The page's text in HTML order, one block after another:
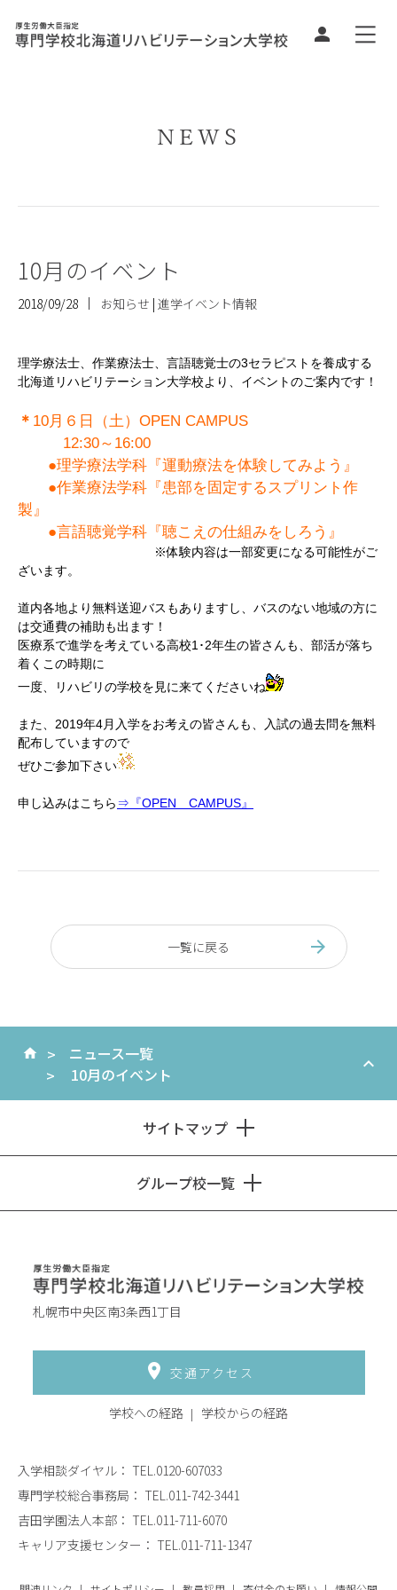
NEWS
10月のイベント
2018/09/28 お知らせ | 進学イベント情報
理学療法士、作業療法士、言語聴覚士の3セラピストを養成する
北海道リハビリテーション大学校より、イベントのご案内です！
＊ 10月６日（土）OPEN CAMPUS
12:30～16:00
●理学療法学科『運動療法を体験してみよう』
●作業療法学科『患部を固定するスプリント作
製』
●言語聴覚学科『聴こえの仕組みをしろう』
※体験内容は一部変更になる可能性がご
ざいます。
道内各地より無料送迎バスもありますし、バスのない地域の方に
は交通費の補助も出ます！
医療系で進学を考えている高校1･2年生の皆さんも、部活が落ち
着くこの時期に
一度、リハビリの学校を見に来てくださいね
また、2019年4月入学をお考えの皆さんも、入試の過去問を無料
配布していますので
ぜひご参加下さい
申し込みはこちら ⇒『OPEN CAMPUS』
一覧に戻る
ニュース一覧
10月のイベント
サイトマップ
グループ校一覧
札幌市中央区南3条西1丁目
交通アクセス
学校への経路 学校からの経路
入学相談ダイヤル： TEL.0120-607033
専門学校総合事務局： TEL.011-742-3441
吉田学園法人本部： TEL.011-711-6070
キャリア支援センター： TEL.011-711-1347